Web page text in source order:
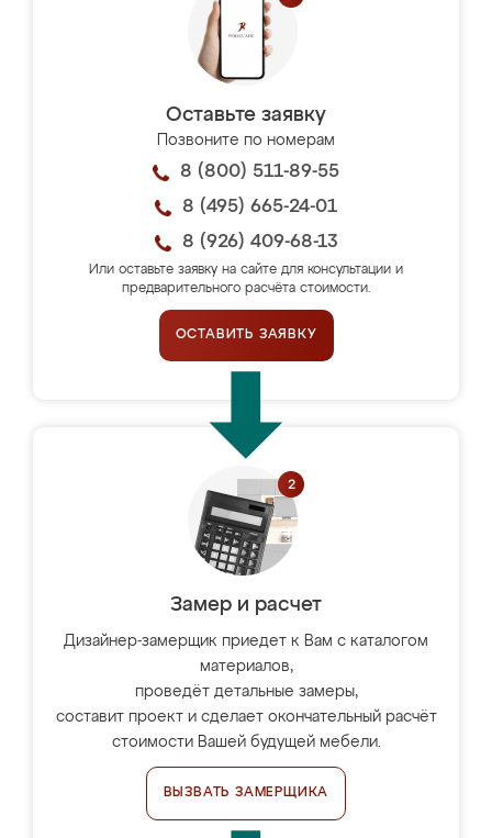
Оставьте заявку
Позвоните по номерам
8 (800) 511-89-55
8 (495) 665-24-01
8 (926) 409-68-13
Или оставьте заявку на сайте для консультации и
предварительного расчёта стоимости.
ОСТАВИТЬ ЗАЯВКУ
Замер и расчет
Дизайнер-замерщик приедет к Вам с каталогом
материалов,
проведёт детальные замеры,
составит проект и сделает окончательный расчёт
стоимости Вашей будущей мебели.
ВЫЗВАТЬ ЗАМЕРЩИКА